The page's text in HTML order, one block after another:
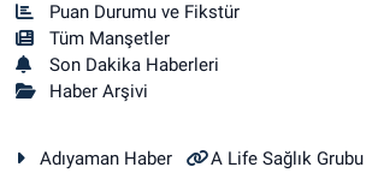
Puan Durumu ve Fikstür
Tüm Manşetler
Son Dakika Haberleri
Haber Arşivi
Adıyaman Haber A Life Sağlık Grubu